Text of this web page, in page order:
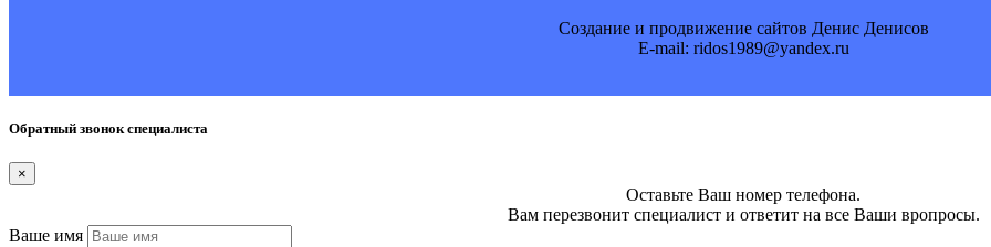
Создание и продвижение сайтов Денис Денисов
E-mail: ridos1989@yandex.ru
Обратный звонок специалиста
×
Оставьте Ваш номер телефона.
Вам перезвонит специалист и ответит на все Ваши вропросы.
Ваше имя